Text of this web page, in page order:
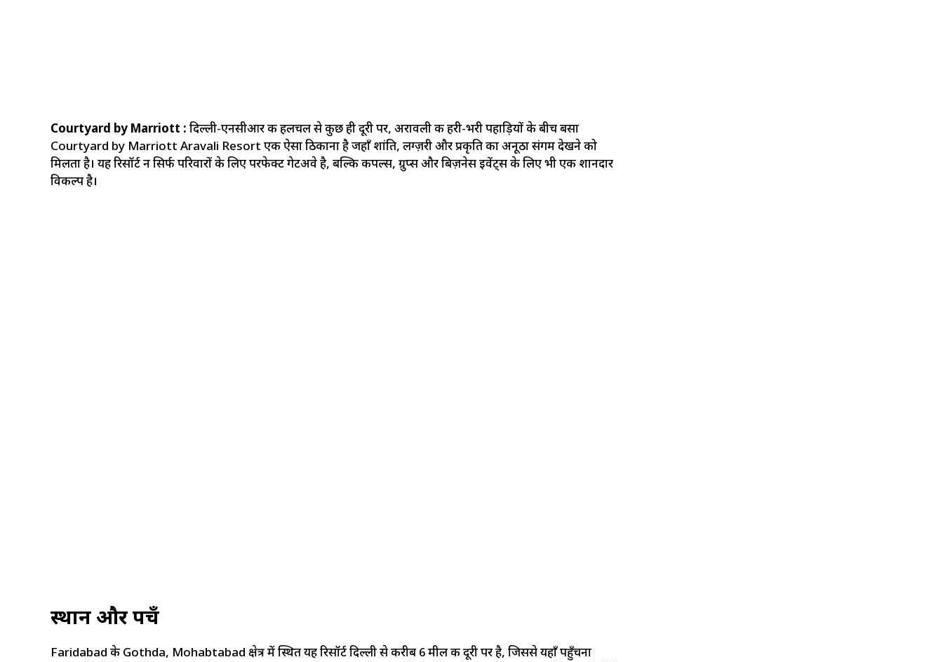
Courtyard by Marriott : दिल्ली-एनसीआर की हलचल से कुछ ही दूरी पर, अरावली की हरी-भरी पहाड़ियों के बीच बसा
Courtyard by Marriott Aravali Resort एक ऐसा ठिकाना है जहाँ शांति, लग्ज़री और प्रकृति का अनूठा संगम देखने को
मिलता है। यह रिसॉर्ट न सिर्फ परिवारों के लिए परफेक्ट गेटअवे है, बल्कि कपल्स, ग्रुप्स और बिज़नेस इवेंट्स के लिए भी एक शानदार
विकल्प है।
स्थान और पहुँच
Faridabad के Gothda, Mohabtabad क्षेत्र में स्थित यह रिसॉर्ट दिल्ली से करीब 6 मील की दूरी पर है, जिससे यहाँ पहुँचना